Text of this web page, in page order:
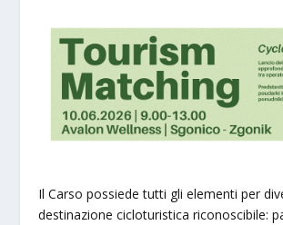
Il Carso possiede tutti gli elementi per
destinazione cicloturistica riconoscibile: